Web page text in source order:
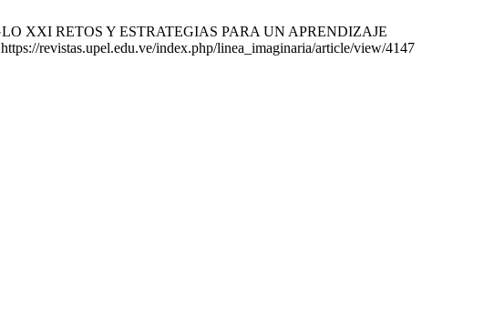
XXI RETOS Y ESTRATEGIAS PARA UN APRENDIZAJE
revistas.upel.edu.ve/index.php/linea_imaginaria/article/view/4147